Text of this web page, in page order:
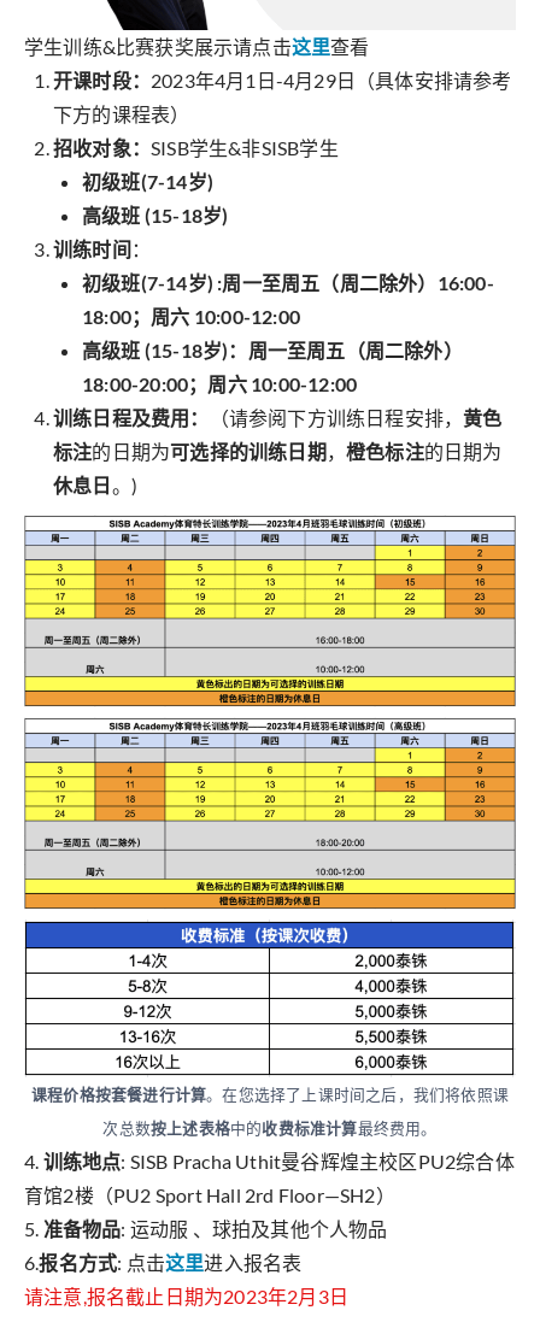
学生训练&比赛获奖展示请点击这里查看
开课时段： 2023年4月1日-4月29日（具体安排请参考
下方的课程表）
招收对象： SISB学生&非SISB学生
初级班(7-14岁)
高级班 (15-18岁)
训练时间 ：
初级班(7-14岁) :周一至周五（周二除外）16:00-
18:00；周六 10:00-12:00
高级班 (15-18岁)： 周一至周五（周二除外）
18:00-20:00；周六 10:00-12:00
训练日程及费用：
（请参阅下方训练日程安排，黄色
标注的日期为可选择的训练日期，橙色标注的日期为
休息日。)
课程价格按套餐进行计算。在您选择了上课时间之后，我们将依照课
次总数按上述表格中的收费标准计算最终费用。
4. 训练地点: SISB Pracha Uthit曼谷辉煌主校区PU2综合体
育馆2楼（PU2 Sport Hall 2rd Floor—SH2）
5. 准备物品: 运动服 、球拍及其他个人物品
6.报名方式: 点击这里进入报名表
请注意,报名截止日期为2023年2月3日